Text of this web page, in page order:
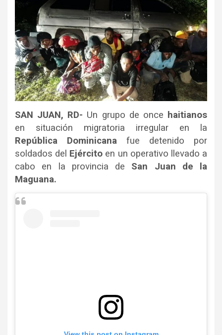
SAN JUAN, RD- Un grupo de once haitianos
en situación migratoria irregular en la
República Dominicana fue detenido por
soldados del Ejército en un operativo llevado a
cabo en la provincia de San Juan de la
Maguana.